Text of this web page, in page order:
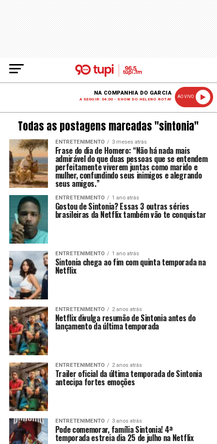
NA COMPANHIA DO GARCIA
A SEGUIR: 04:00 - SHOW DO HELENO ROTAY
AO VIVO
Todas as postagens marcadas "sintonia"
ENTRETENIMENTO 3 meses atrás
Frase do dia de Homero: “Não há nada mais
admirável do que duas pessoas que se entendem
perfeitamente viverem juntas como marido e
mulher, confundindo seus inimigos e alegrando
seus amigos.”
ENTRETENIMENTO 1 ano atrás
Gostou de Sintonia? Essas 3 outras séries
brasileiras da Netflix também vão te conquistar
ENTRETENIMENTO 1 ano atrás
Sintonia chega ao fim com quinta temporada na
Netflix
ENTRETENIMENTO 2 anos atrás
Netflix divulga resumão de Sintonia antes do
lançamento da última temporada
ENTRETENIMENTO 2 anos atrás
Trailer oficial da última temporada de Sintonia
antecipa fortes emoções
ENTRETENIMENTO 3 anos atrás
Pode comemorar, família Sintonia! 4ª
temporada estreia dia 25 de julho na Netflix